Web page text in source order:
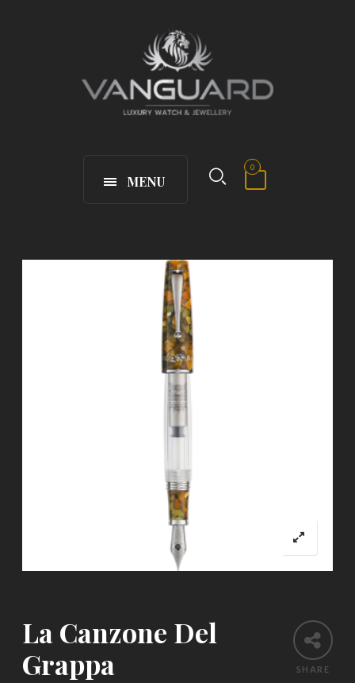
MENU
0
SHARE
La Canzone Del
Grappa